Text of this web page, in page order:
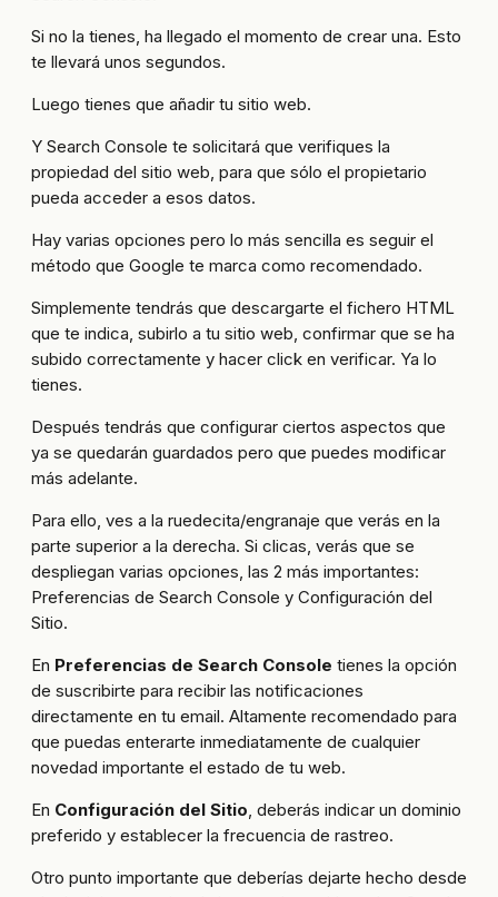
Si no la tienes, ha llegado el momento de crear una. Esto
te llevará unos segundos.
Luego tienes que añadir tu sitio web.
Y Search Console te solicitará que verifiques la
propiedad del sitio web, para que sólo el propietario
pueda acceder a esos datos.
Hay varias opciones pero lo más sencilla es seguir el
método que Google te marca como recomendado.
Simplemente tendrás que descargarte el fichero HTML
que te indica, subirlo a tu sitio web, confirmar que se ha
subido correctamente y hacer click en verificar. Ya lo
tienes.
Después tendrás que configurar ciertos aspectos que
ya se quedarán guardados pero que puedes modificar
más adelante.
Para ello, ves a la ruedecita/engranaje que verás en la
parte superior a la derecha. Si clicas, verás que se
despliegan varias opciones, las 2 más importantes:
Preferencias de Search Console y Configuración del
Sitio.
En Preferencias de Search Console tienes la opción
de suscribirte para recibir las notificaciones
directamente en tu email. Altamente recomendado para
que puedas enterarte inmediatamente de cualquier
novedad importante el estado de tu web.
En Configuración del Sitio , deberás indicar un dominio
preferido y establecer la frecuencia de rastreo.
Otro punto importante que deberías dejarte hecho desde